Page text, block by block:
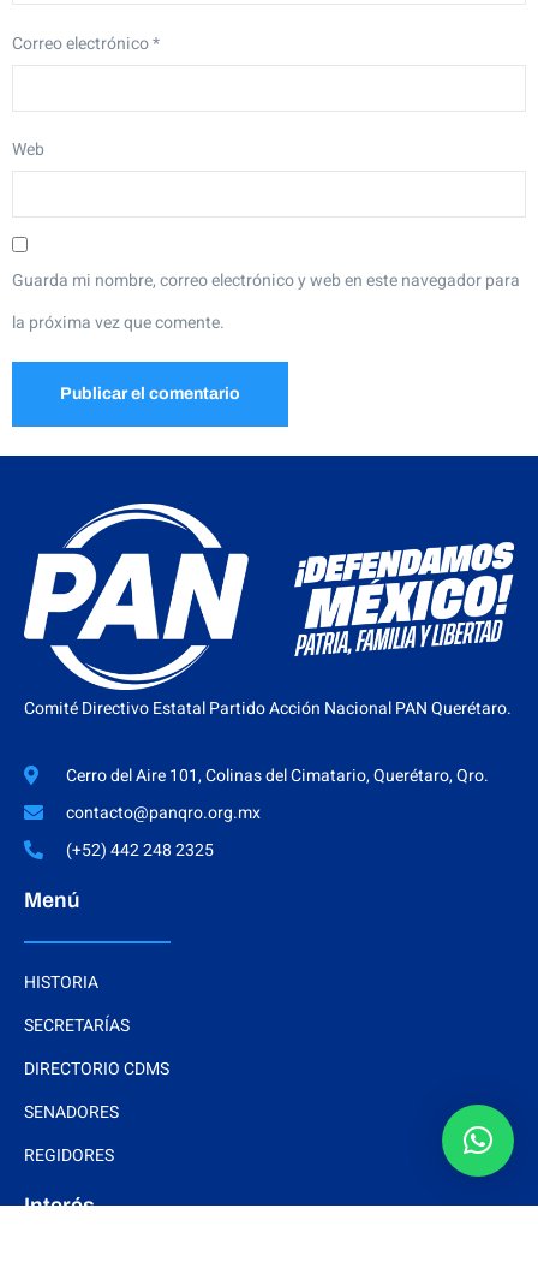
Correo electrónico*
Web
Guarda mi nombre, correo electrónico y web en este navegador para
la próxima vez que comente.
Comité Directivo Estatal Partido Acción Nacional PAN Querétaro.
Cerro del Aire 101, Colinas del Cimatario, Querétaro, Qro.
contacto@panqro.org.mx
(+52) 442 248 2325
Menú
HISTORIA
SECRETARÍAS
DIRECTORIO CDMS
SENADORES
REGIDORES
Interés